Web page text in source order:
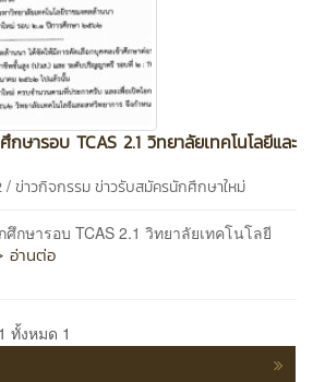
ษารอบ TCAS 2.1 วิทยาลัยเทคโนโลยีและ
/ ข่าวกิจกรรมข่าวรับสมัครนักศึกษาใหม่
กษารอบ TCAS 2.1 วิทยาลัยเทคโนโลยี
อ่านต่อ
ทั้งหมด 1